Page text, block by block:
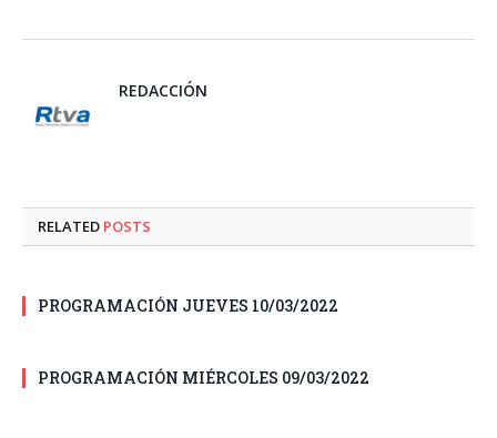
REDACCIÓN
RELATED POSTS
PROGRAMACIÓN JUEVES 10/03/2022
PROGRAMACIÓN MIÉRCOLES 09/03/2022